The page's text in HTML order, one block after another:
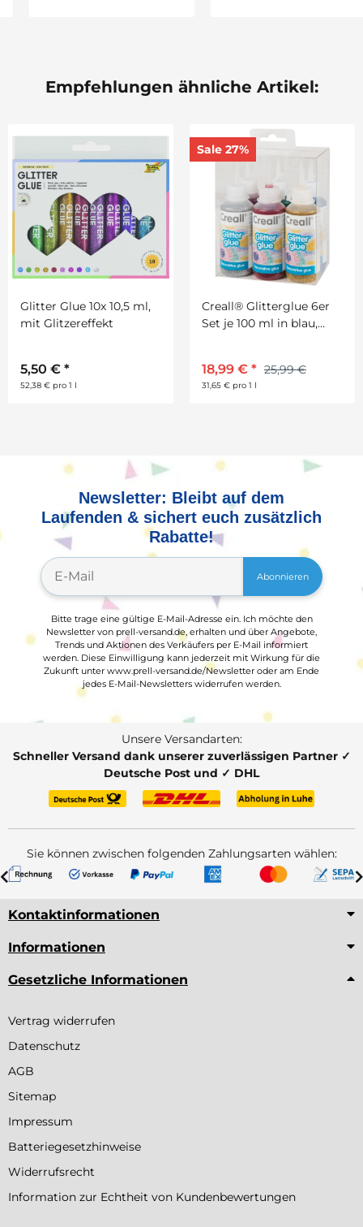
Empfehlungen ähnliche Artikel:
Glitter Glue 10x 10,5 ml,
mit Glitzereffekt
5,50 € *
52,38 € pro 1 l
Sale 27%
Creall® Glitterglue 6er
Set je 100 ml in blau,
18,99 € * 25,99 €
31,65 € pro 1 l
Newsletter: Bleibt auf dem
Laufenden & sichert euch zusätzlich
Rabatte!
Abonnieren
Bitte trage eine gültige E-Mail-Adresse ein. Ich möchte den
Newsletter von prell-versand.de, erhalten und über Angebote,
Trends und Aktionen des Verkäufers per E-Mail informiert
werden. Diese Einwilligung kann jederzeit mit Wirkung für die
Zukunft unter www.prell-versand.de/Newsletter oder am Ende
jedes E-Mail-Newsletters widerrufen werden.
Unsere Versandarten:
Schneller Versand dank unserer zuverlässigen Partner ✓
Deutsche Post und ✓ DHL
Sie können zwischen folgenden Zahlungsarten wählen:
Kontaktinformationen
Informationen
Gesetzliche Informationen
Vertrag widerrufen
Datenschutz
AGB
Sitemap
Impressum
Batteriegesetzhinweise
Widerrufsrecht
Information zur Echtheit von Kundenbewertungen